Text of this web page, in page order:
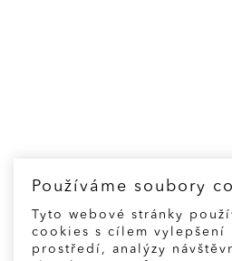
Používáme soubory
Tyto webové stránky
cookies s cílem vylepšení
prostředí, analýzy